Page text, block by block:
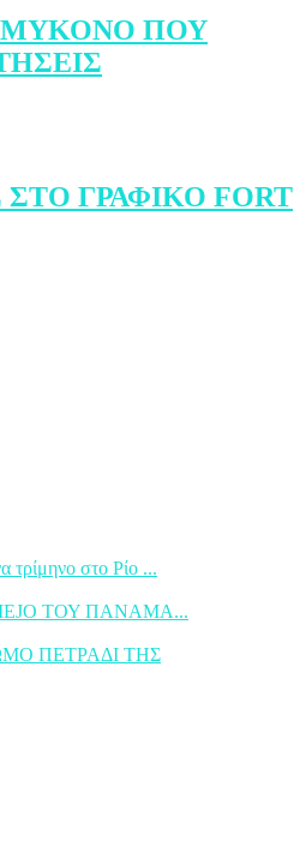
ΜΥΚΟΝΟ ΠΟΥ
ΓΡΑΦΙΚΟ FORT
τρίμηνο στο Ρίο ...
ΤΟΥ ΠΑΝΑΜΑ...
ΠΕΤΡΑΔΙ ΤΗΣ